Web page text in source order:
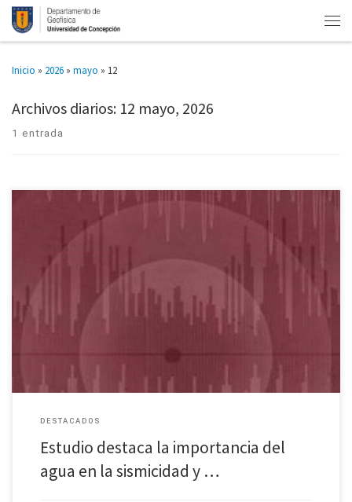
Inicio » 2026 » mayo » 12
Archivos diarios: 12 mayo, 2026
1 entrada
Investigación geofísica y geológica analizó más de 30 mil microsismos. En
el norte de Chile ocurre un proceso que podría ser clave para entender
mejor cómo se producen allí los […]
DESTACADOS
Estudio destaca la importancia del
agua en la sismicidad y …